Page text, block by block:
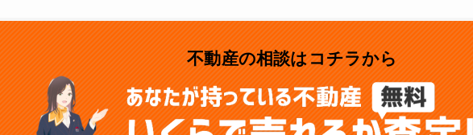
不動産の相談はコチラから